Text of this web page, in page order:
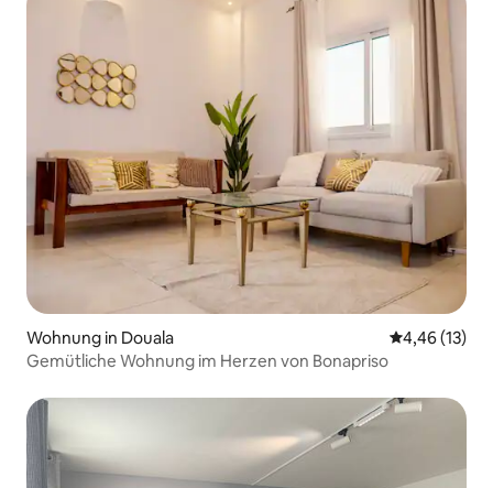
Wohnung in Douala
4,46 (13)
Gemütliche Wohnung im Herzen von Bonapriso